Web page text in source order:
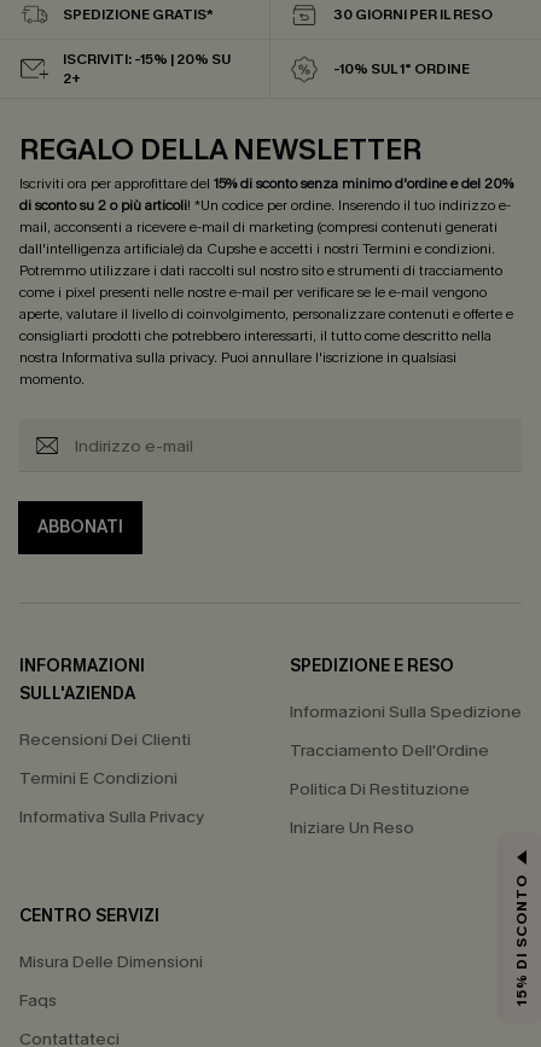
SPEDIZIONE GRATIS* 30 GIORNI PER IL RESO
ISCRIVITI: -15% | 20% SU
2+
-10% SUL 1° ORDINE
REGALO DELLA NEWSLETTER
Iscriviti ora per approfittare del 15% di sconto senza minimo d'ordine e del 20%
di sconto su 2 o più articoli! *Un codice per ordine. Inserendo il tuo indirizzo e-
mail, acconsenti a ricevere e-mail di marketing (compresi contenuti generati
dall'intelligenza artificiale) da Cupshe e accetti i nostri Termini e condizioni.
Potremmo utilizzare i dati raccolti sul nostro sito e strumenti di tracciamento
come i pixel presenti nelle nostre e-mail per verificare se le e-mail vengono
aperte, valutare il livello di coinvolgimento, personalizzare contenuti e offerte e
consigliarti prodotti che potrebbero interessarti, il tutto come descritto nella
nostra Informativa sulla privacy. Puoi annullare l'iscrizione in qualsiasi
momento.
ABBONATI
INFORMAZIONI
SULL'AZIENDA
Recensioni Dei Clienti
Termini E Condizioni
Informativa Sulla Privacy
SPEDIZIONE E RESO
Informazioni Sulla Spedizione
Tracciamento Dell'Ordine
Politica Di Restituzione
Iniziare Un Reso
CENTRO SERVIZI
Misura Delle Dimensioni
Faqs
Contattateci
15% DI SCONTO